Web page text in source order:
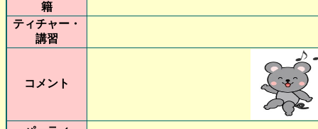
籍
ティチャー・
講習
コメント